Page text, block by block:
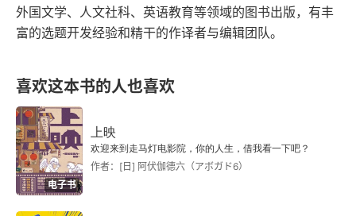
外国文学、人文社科、英语教育等领域的图书出版，有丰
富的选题开发经验和精干的作译者与编辑团队。
喜欢这本书的人也喜欢
电子书
上映
欢迎来到走马灯电影院，你的人生，借我看一下吧？
作者：[日] 阿伏伽德六（アボガド6）